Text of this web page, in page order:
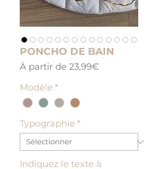
PONCHO DE BAIN
À partir de 23,99€Prix
Modèle *
Typographie *
Indiquez le texte à